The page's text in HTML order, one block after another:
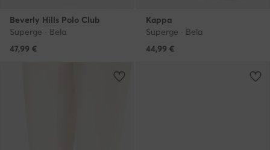
Beverly Hills Polo Club
Superge · Bela
47,99 €
Kappa
Superge · Bela
44,99 €